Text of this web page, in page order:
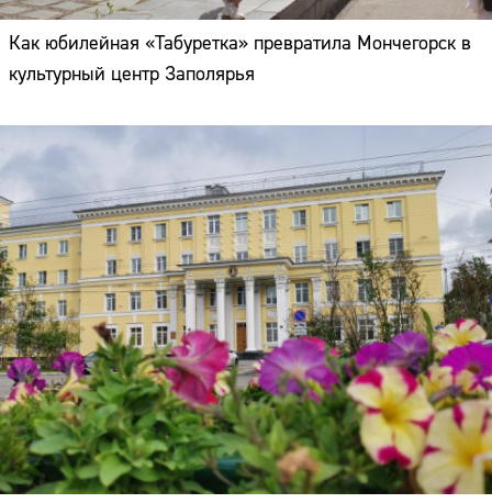
Как юбилейная «Табуретка» превратила Мончегорск в
культурный центр Заполярья